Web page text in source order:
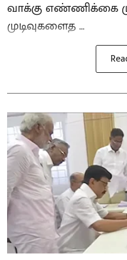
வாக்கு எண்ணிக்கை
முடிவுகளைத ...